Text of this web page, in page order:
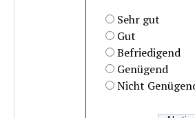
Sehr gut
Gut
Befriedigend
Genügend
Nicht